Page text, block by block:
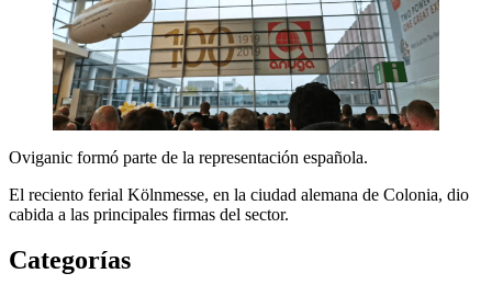
Oviganic formó parte de la representación española.
El reciento ferial Kölnmesse, en la ciudad alemana de Colonia, dio
cabida a las principales firmas del sector.
Categorías